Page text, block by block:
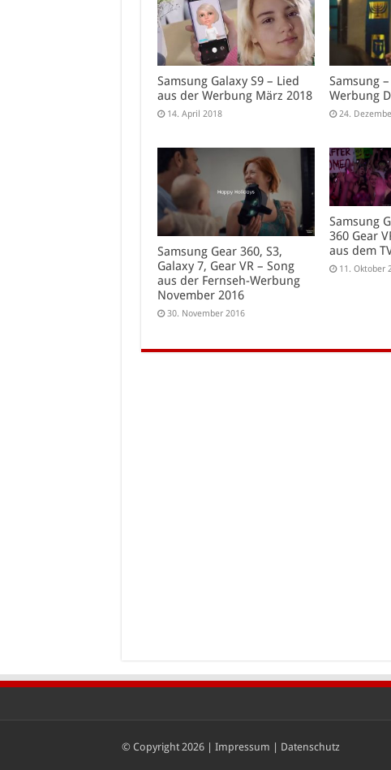
Samsung Galaxy S9 – Lied
aus der Werbung März 2018
14. April 2018
Samsung
Werbung
24.
Samsung Gear 360, S3,
Galaxy 7, Gear VR – Song
aus der Fernseh-Werbung
November 2016
30. November 2016
Samsung
360 Gear
aus dem
11. Oktober
© Copyright 2026 | Impressum Datenschutz